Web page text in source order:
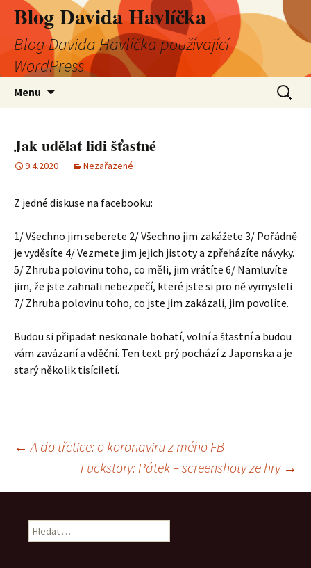
Blog Davida Havlíčka
Blog Davida Havlíčka používající
WordPress
Menu
Jak udělat lidi šťastné
9.4.2020 Nezařazené
Z jedné diskuse na facebooku:
1/ Všechno jim seberete 2/ Všechno jim zakážete 3/ Pořádně
je vyděsíte 4/ Vezmete jim jejich jistoty a zpřeházíte návyky.
5/ Zhruba polovinu toho, co měli, jim vrátíte 6/ Namluvíte
jim, že jste zahnali nebezpečí, které jste si pro ně vymysleli
7/ Zhruba polovinu toho, co jste jim zakázali, jim povolíte.
Budou si připadat neskonale bohatí, volní a šťastní a budou
vám zavázaní a vděční. Ten text prý pochází z Japonska a je
starý několik tisíciletí.
Navigace
pro
příspěvek
← A do třetice: o koronaviru z mého FB
Fuckstory: Pátek – screenshoty ze hry →
Vyhledávání